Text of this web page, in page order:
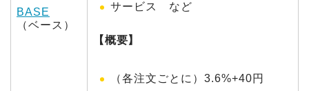
BASE
（ベース）
サービス など
【概要】
（各注文ごとに）3.6%+40円